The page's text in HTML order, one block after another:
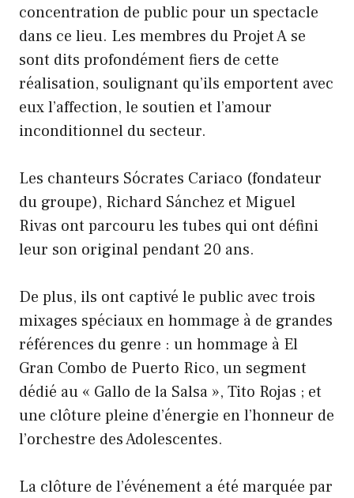
concentration de public pour un spectacle
dans ce lieu. Les membres du Projet A se
sont dits profondément fiers de cette
réalisation, soulignant qu’ils emportent avec
eux l’affection, le soutien et l’amour
inconditionnel du secteur.
Les chanteurs Sócrates Cariaco (fondateur
du groupe), Richard Sánchez et Miguel
Rivas ont parcouru les tubes qui ont défini
leur son original pendant 20 ans.
De plus, ils ont captivé le public avec trois
mixages spéciaux en hommage à de grandes
références du genre : un hommage à El
Gran Combo de Puerto Rico, un segment
dédié au « Gallo de la Salsa », Tito Rojas ; et
une clôture pleine d’énergie en l’honneur de
l’orchestre des Adolescentes.
La clôture de l’événement a été marquée par